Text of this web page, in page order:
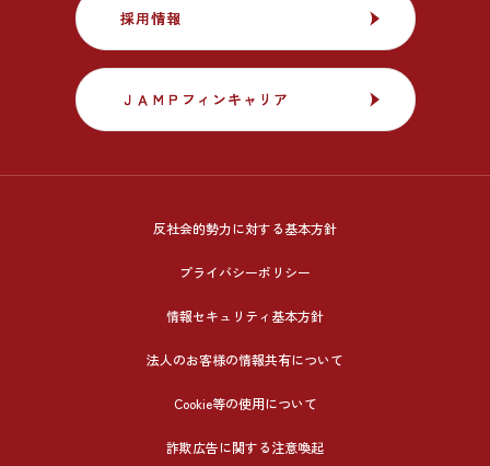
採用情報
採用情報
ＪＡＭＰフィンキャリア
ＪＡＭＰフィンキャリア
反社会的勢力に対する基本方針
プライバシーポリシー
情報セキュリティ基本方針
法人のお客様の情報共有について
Cookie等の使用について
詐欺広告に関する注意喚起